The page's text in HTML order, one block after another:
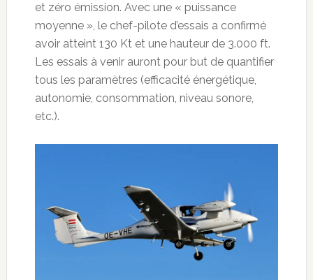
et zéro émission. Avec une « puissance
moyenne », le chef-pilote d’essais a confirmé
avoir atteint 130 Kt et une hauteur de 3.000 ft.
Les essais à venir auront pour but de quantifier
tous les paramètres (efficacité énergétique,
autonomie, consommation, niveau sonore,
etc.).